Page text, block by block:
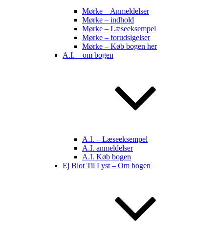
Mørke – Anmeldelser
Mørke – indhold
Mørke – Læseeksempel
Mørke – forudsigelser
Mørke – Køb bogen her
A.I. – om bogen
A.I. – Læseeksempel
A.I. anmeldelser
A.I. Køb bogen
Ej Blot Til Lyst – Om bogen